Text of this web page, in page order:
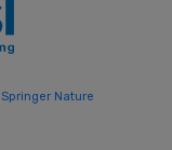
Springer Nature